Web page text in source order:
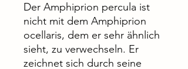
Der Amphiprion percula ist
nicht mit dem Amphiprion
ocellaris, dem er sehr ähnlich
sieht, zu verwechseln. Er
zeichnet sich durch seine